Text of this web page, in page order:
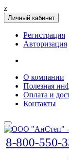
z
Личный кабинет
Регистрация
Авторизация
О компании
Полезная
Оплата и
Контакты
8-800-550-